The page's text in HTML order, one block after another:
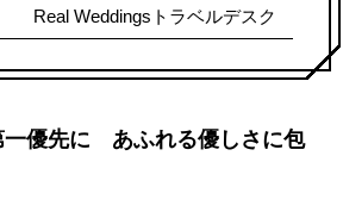
Real Weddingsトラベルデスク
一優先に あふれる優しさに包